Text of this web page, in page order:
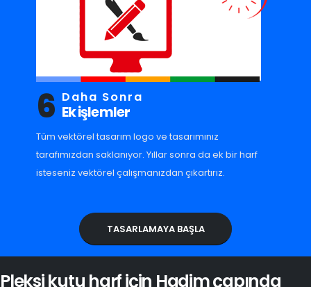
6 Daha Sonra
Ek işlemler
Tüm vektörel tasarım logo ve tasarımınız
tarafımızdan saklanıyor. Yıllar sonra da ek bir harf
isteseniz vektörel çalışmanızdan çıkartırız.
TASARLAMAYA BAŞLA
Pleksi kutu harf için Hadim çapında